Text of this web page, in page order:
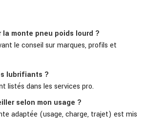
monte pneu poids lourd ?
le conseil sur marques, profils et
lubrifiants ?
listés dans les services pro.
selon mon usage ?
adaptée (usage, charge, trajet) est mis